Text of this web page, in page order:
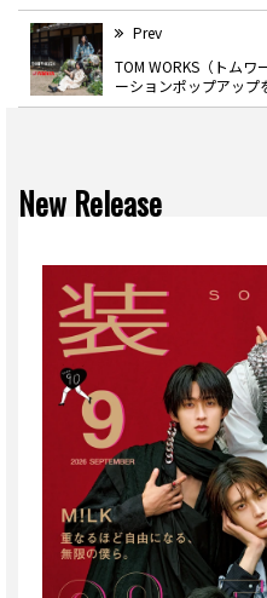
Prev
TOM WORKS（トム
ーションポップアップ
New Release